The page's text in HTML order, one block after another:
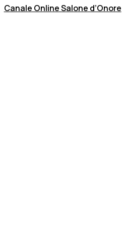
Canale Online Salone d’Onore